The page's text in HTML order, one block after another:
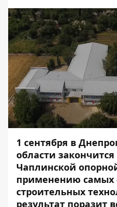
1 сентября в
области
Чаплинской
применению самых
строительных
результат поразит